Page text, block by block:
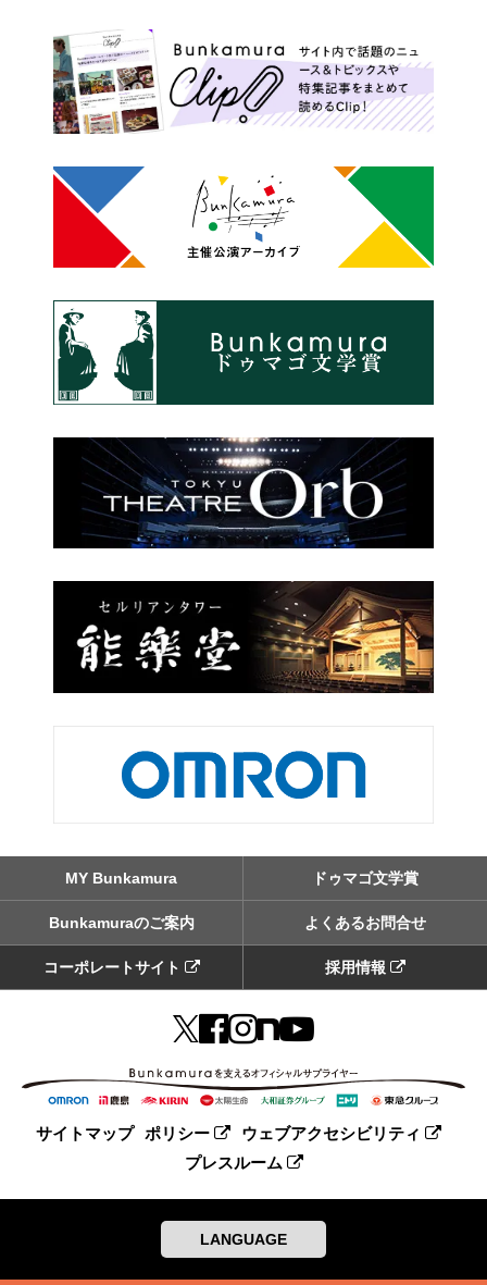
MY Bunkamura ドゥマゴ文学賞
Bunkamuraのご案内 よくあるお問合せ
コーポレートサイト 採用情報
サイトマップ ポリシー
ウェブアクセシビリティ
プレスルーム
LANGUAGE